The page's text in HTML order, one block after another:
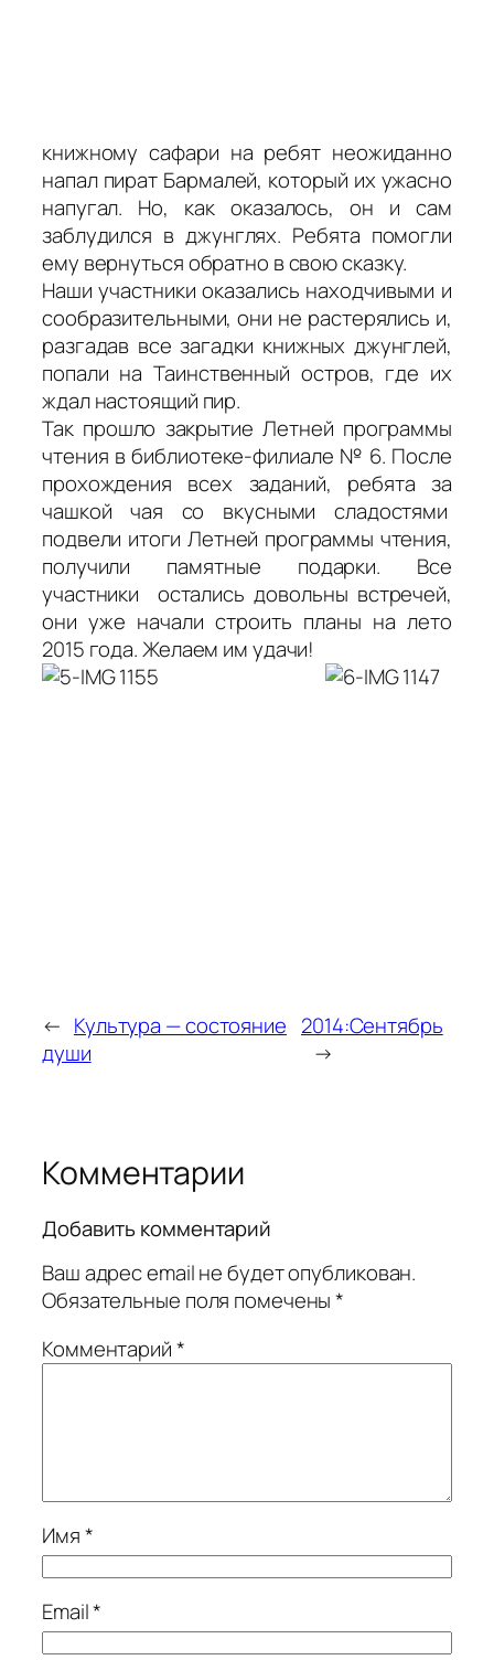
книжному сафари на ребят неожиданно
напал пират Бармалей, который их ужасно
напугал. Но, как оказалось, он и сам
заблудился в джунглях. Ребята помогли
ему вернуться обратно в свою сказку.
Наши участники оказались находчивыми и
сообразительными, они не растерялись и,
разгадав все загадки книжных джунглей,
попали на Таинственный остров, где их
ждал настоящий пир.
Так прошло закрытие Летней программы
чтения в библиотеке-филиале № 6. После
прохождения всех заданий, ребята за
чашкой чая со вкусными сладостями
подвели итоги Летней программы чтения,
получили памятные подарки. Все
участники остались довольны встречей,
они уже начали строить планы на лето
2015 года. Желаем им удачи!
← Культура — состояние
души
2014:Сентябрь
→
Комментарии
Добавить комментарий
Ваш адрес email не будет опубликован.
Обязательные поля помечены*
Комментарий*
Имя*
Email*